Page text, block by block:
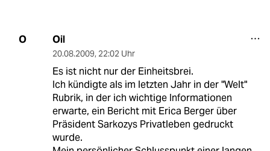
O Oil
20.08.2009, 22:02 Uhr
Es ist nicht nur der Einheitsbrei.
Ich kündigte als im letzten Jahr in der "Welt"
Rubrik, in der ich wichtige Informationen
erwarte, ein Bericht mit Erica Berger über
Präsident Sarkozys Privatleben gedruckt
wurde.